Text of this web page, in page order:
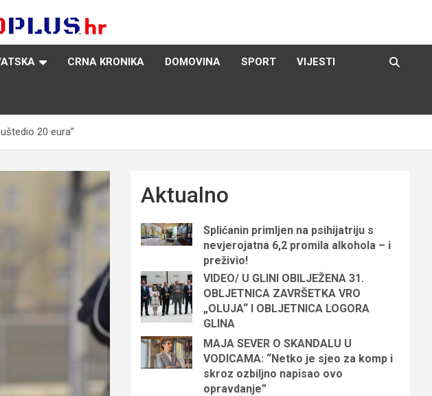
CRNA KRONIKA DOMOVINA SPORT VIJESTI
20 eura”
Aktualno
Splićanin primljen na psihijatriju s
nevjerojatna 6,2 promila alkohola – i
preživio!
VIDEO/ U GLINI OBILJEŽENA 31.
OBLJETNICA ZAVRŠETKA VRO
„OLUJA“ I OBLJETNICA LOGORA
GLINA
MAJA SEVER O SKANDALU U
VODICAMA: “Netko je sjeo za komp i
skroz ozbiljno napisao ovo
opravdanje”